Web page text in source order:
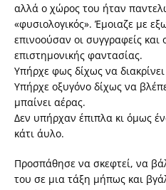
αλλά ο χώρος του ήταν
«φυσιολογικός». Έμοιαζε με
επινοούσαν οι συγγραφείς και
επιστημονικής φαντασίας.
Υπήρχε φως δίχως να
Υπήρχε οξυγόνο δίχως να
μπαίνει αέρας.
Δεν υπήρχαν έπιπλα κι όμως
κάτι άυλο.
Προσπάθησε να σκεφτεί, να
του σε μια τάξη μήπως και